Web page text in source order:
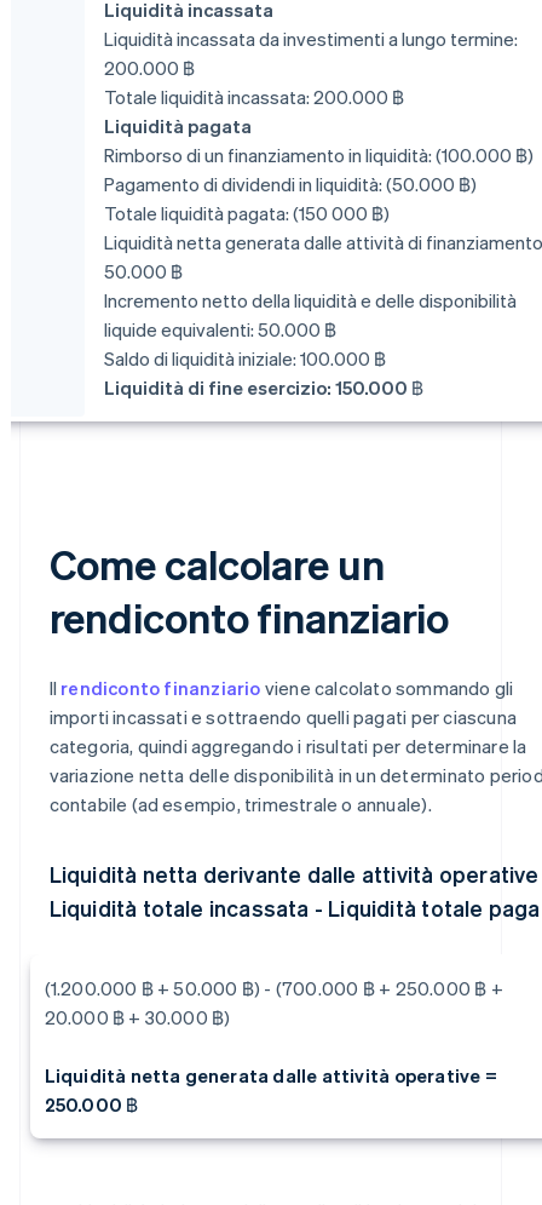
Liquidità incassata
Liquidità incassata da investimenti a lungo termine:
200.000 ฿
Totale liquidità incassata: 200.000 ฿
Liquidità pagata
Rimborso di un finanziamento in liquidità: (100.000 ฿)
Pagamento di dividendi in liquidità: (50.000 ฿)
Totale liquidità pagata: (150 000 ฿)
Liquidità netta generata dalle attività di
50.000 ฿
Incremento netto della liquidità e delle disponibilità
liquide equivalenti: 50.000 ฿
Saldo di liquidità iniziale: 100.000 ฿
Liquidità di fine esercizio: 150.000 ฿
Come calcolare un
rendiconto finanziario
Il rendiconto finanziario viene calcolato sommando gli
importi incassati e sottraendo quelli pagati per ciascuna
categoria, quindi aggregando i risultati per determinare la
variazione netta delle disponibilità in un determinato
contabile (ad esempio, trimestrale o annuale).
Liquidità netta derivante dalle attività
Liquidità totale incassata - Liquidità totale
(1.200.000 ฿ + 50.000 ฿) - (700.000 ฿ + 250.000 ฿ +
20.000 ฿ + 30.000 ฿)
Liquidità netta generata dalle attività operative =
250.000 ฿